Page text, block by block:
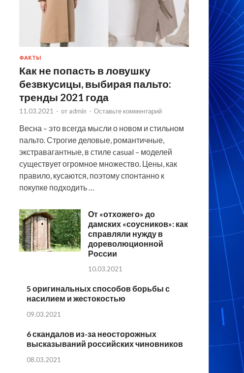
ФАКТЫ
Как не попасть в ловушку
безвкусицы, выбирая пальто:
тренды 2021 года
11.03.2021 - от admin - Оставьте комментарий
Весна – это всегда мысли о новом и стильном
пальто. Строгие деловые, романтичные,
экстравагантные, в стиле casual – моделей
существует огромное множество. Цены, как
правило, кусаются, поэтому спонтанно к
покупке подходить …
От «отхожего» до
дамских «соусников»: как
справляли нужду в
дореволюционной
России
10.03.2021
5 оригинальных способов борьбы с
насилием и жестокостью
09.03.2021
6 скандалов из-за неосторожных
высказываний российских чиновников
08.03.2021